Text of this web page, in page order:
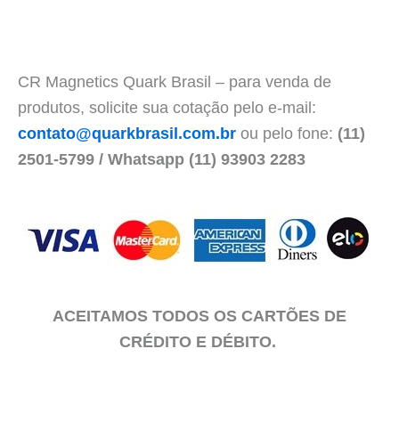
CR Magnetics Quark Brasil – para venda de
produtos, solicite sua cotação pelo e-mail:
contato@quarkbrasil.com.br ou pelo fone: (11)
2501-5799 / Whatsapp (11) 93903 2283
ACEITAMOS TODOS OS CARTÕES DE
CRÉDITO E DÉBITO.